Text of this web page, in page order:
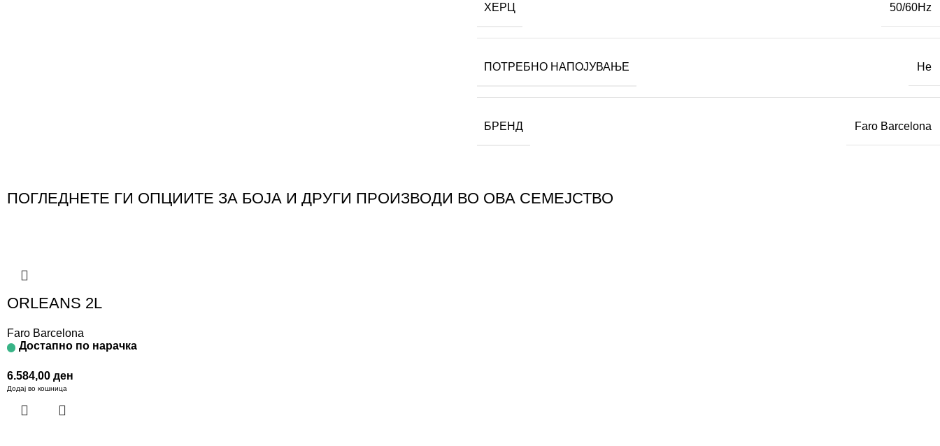
ХЕРЦ 50/60Hz
ПОТРЕБНО НАПОЈУВАЊЕ Не
БРЕНД Faro Barcelona
ПОГЛЕДНЕТЕ ГИ ОПЦИИТЕ ЗА БОЈА И ДРУГИ ПРОИЗВОДИ ВО ОВА СЕМЕЈСТВО
ORLEANS 2L
Faro Barcelona
Достапно по нарачка
6.584,00 ден
Додај во кошница